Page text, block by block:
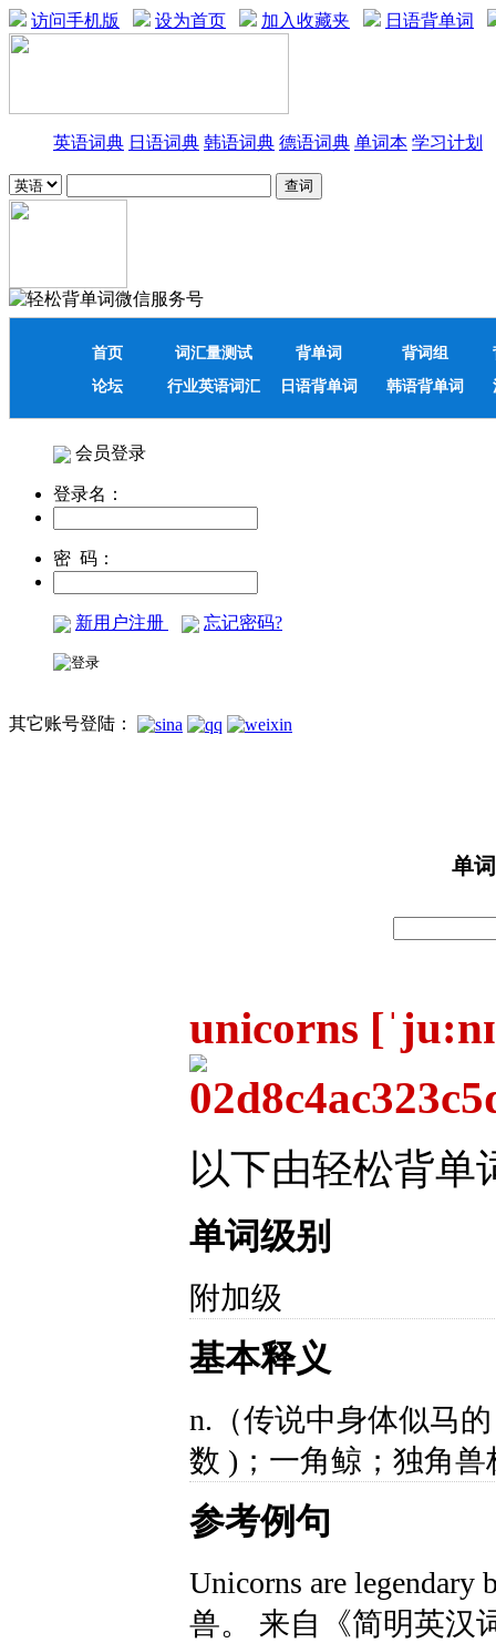
访问手机版 设为首页 加入收藏夹 日语背单词
英语词典 日语词典 韩语词典 德语词典 单词本 学习计划
首页 词汇量测试 背单词 背词组
论坛
行业英语词汇 日语背单词 韩语背单词
会员登录
登录名：
密 码：
新用户注册 忘记密码?
其它账号登陆：
单
unicorns
以下由轻松背单
单词级别
附加级
基本释义
n.（传说中身体似马
数 )；一角鲸；独角兽
参考例句
Unicorns are
兽。 来自《简明英汉